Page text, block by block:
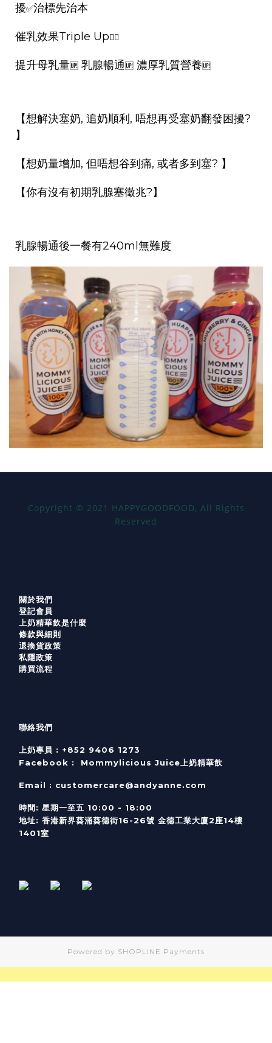
擾✅治標先治本
催乳效果Triple Up👍🏻
提升母乳量🆙 乳腺暢通🆙 濃厚乳質營養🆙
【想解決塞奶, 追奶順利, 唔想再受塞奶翻發困擾?
】
【想奶量增加, 但唔想谷到痛, 或者多到塞? 】
【你有沒有初期乳腺塞徵兆?】
乳腺暢通後一餐有240ml無難度
Copyright © 2021 HAPPYGOODFOOD, All Rights
Reserved
關於我們
登記會員
上奶精華飲是什麼
條款與細則
退換貨政策
私隱政策
購買流程
聯絡我們
上奶專員 : +852 9406 1273
Facebook :
Mommylicious Juice上奶精華飲
Email : customercare@andyanne.com
時間: 星期一至五 10:00 - 18:00
地址: 香港新界葵涌葵德街16-26號 金德工業大廈2座14樓
1401室
Powered by SHOPLINE Payments